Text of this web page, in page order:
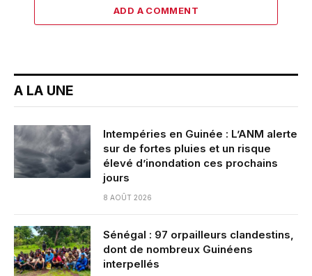
ADD A COMMENT
A LA UNE
Intempéries en Guinée : L’ANM alerte
sur de fortes pluies et un risque
élevé d’inondation ces prochains
jours
8 AOÛT 2026
Sénégal : 97 orpailleurs clandestins,
dont de nombreux Guinéens
interpellés